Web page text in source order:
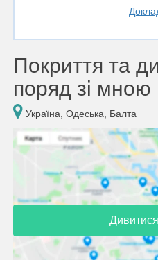
Покриття та
поряд зі мною
Україна, Одеська, Балта